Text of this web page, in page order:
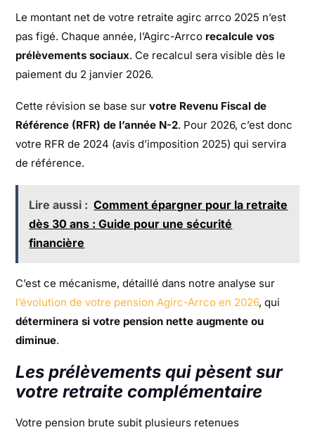
Le montant net de votre retraite agirc arrco 2025 n’est
pas figé. Chaque année, l’Agirc-Arrco recalcule vos
prélèvements sociaux. Ce recalcul sera visible dès le
paiement du 2 janvier 2026.
Cette révision se base survotre Revenu Fiscal de
Référence (RFR) de l’année N-2. Pour 2026, c’est donc
votre RFR de 2024 (avis d’imposition 2025) qui servira
de référence.
Lire aussi : Comment épargner pour la retraite
dès 30 ans : Guide pour une sécurité
financière
C’est ce mécanisme, détaillé dans notre analyse sur
l’évolution de votre pension Agirc-Arrco en 2026, qui
déterminera si votre pension nette augmente ou
diminue.
Les prélèvements qui pèsent sur
votre retraite complémentaire
Votre pension brute subit plusieurs retenues